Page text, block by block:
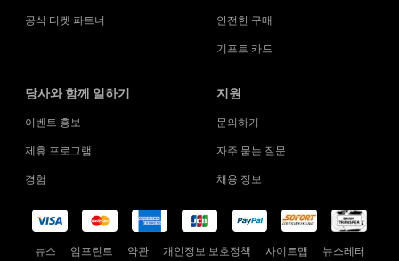
공식 티켓 파트너 안전한 구매
기프트 카드
당사와 함께 일하기
이벤트 홍보
제휴 프로그램
경험
지원
문의하기
자주 묻는 질문
채용 정보
뉴스 임프린트 약관 개인정보 보호정책 사이트맵 뉴스레터